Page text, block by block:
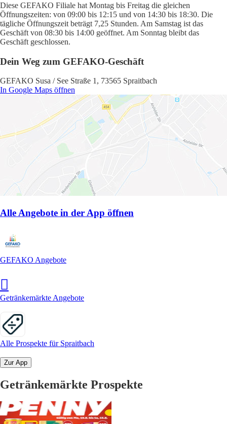
Diese GEFAKO Filiale hat Montag bis Freitag die gleichen
Öffnungszeiten: von 09:00 bis 12:15 und von 14:30 bis 18:30. Die
tägliche Öffnungszeit beträgt 7,25 Stunden. Am Samstag ist das
Geschäft von 08:30 bis 14:00 geöffnet. Am Sonntag bleibt das
Geschäft geschlossen.
Dein Weg zum GEFAKO-Geschäft
GEFAKO Susa / See Straße 1, 73565 Spraitbach
In Google Maps öffnen
Alle Angebote in der App öffnen
GEFAKO Angebote
Getränkemärkte Angebote
Alle Prospekte für Spraitbach
Zur App
Getränkemärkte Prospekte